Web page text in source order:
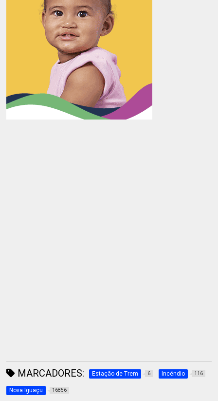
MARCADORES: Estação de Trem 6 Incêndio 116
Nova Iguaçu 16856